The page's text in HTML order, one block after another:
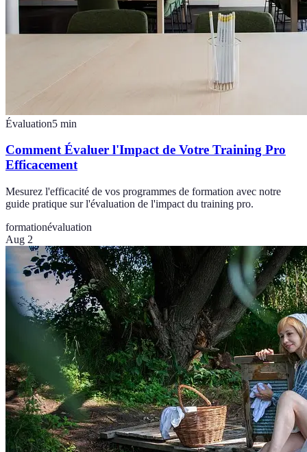
Évaluation5 min
Comment Évaluer l'Impact de Votre Training Pro
Efficacement
Mesurez l'efficacité de vos programmes de formation avec notre
guide pratique sur l'évaluation de l'impact du training pro.
formationévaluation
Aug 2